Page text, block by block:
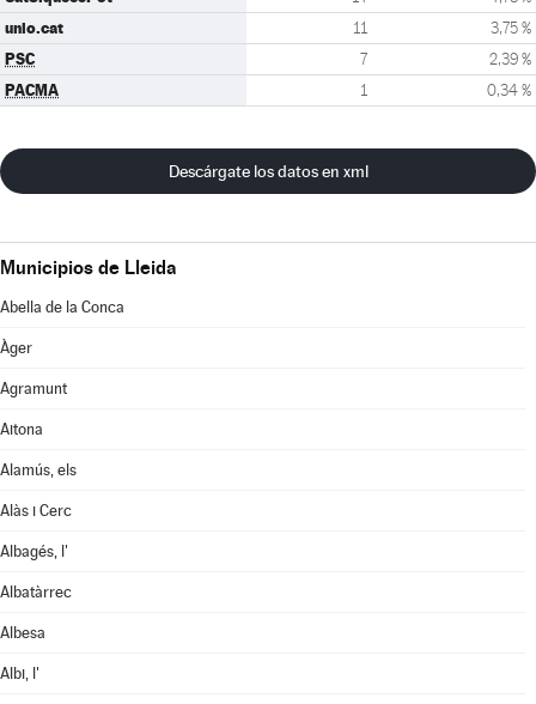
unio.cat 11 3,75 %
PSC 7 2,39 %
PACMA 1 0,34 %
Descárgate los datos en xml
Municipios de Lleida
Abella de la Conca
Àger
Agramunt
Aitona
Alamús, els
Alàs i Cerc
Albagés, l'
Albatàrrec
Albesa
Albi, l'